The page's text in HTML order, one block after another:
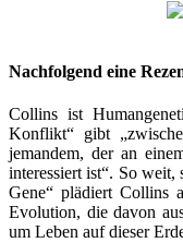
Nachfolgend eine
Collins ist
Konflikt“ gibt
jemandem, der an
interessiert ist“. So
Gene“ plädiert Collins
Evolution, die davon
um Leben auf dieser